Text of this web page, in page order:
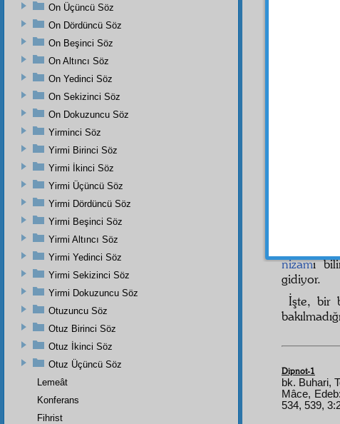
değildir.
büyük
kendi
"Kulum
Ta öteki
nizamı
gidiyor.
İşte, bir
Dipnot-1
bk. Buhari,
Mâce,
534, 539,
On Üçüncü Söz
On Dördüncü Söz
On Beşinci Söz
On Altıncı Söz
On Yedinci Söz
On Sekizinci Söz
On Dokuzuncu Söz
Yirminci Söz
Yirmi Birinci Söz
Yirmi İkinci Söz
Yirmi Üçüncü Söz
Yirmi Dördüncü Söz
Yirmi Beşinci Söz
Yirmi Altıncı Söz
Yirmi Yedinci Söz
Yirmi Sekizinci Söz
Yirmi Dokuzuncu Söz
Otuzuncu Söz
Otuz Birinci Söz
Otuz İkinci Söz
Otuz Üçüncü Söz
Lemeât
Konferans
Fihrist